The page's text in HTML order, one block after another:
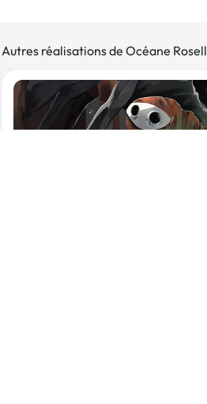
Autres réalisations de Océane Rosell